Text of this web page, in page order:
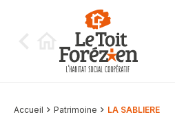
Accueil Patrimoine LA SABLIERE